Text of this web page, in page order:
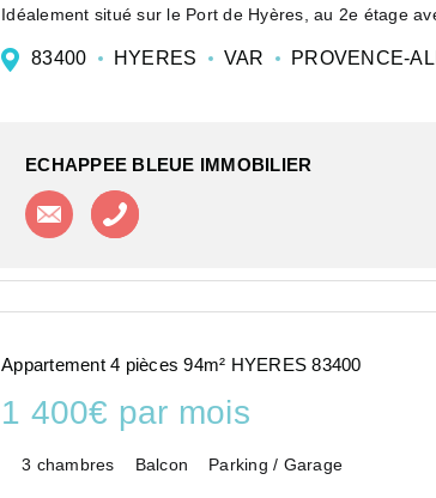
Idéalement situé sur le Port de Hyères, au 2e étage
83400 HYERES VAR PROVENCE-
ECHAPPEE BLEUE IMMOBILIER
Contacter l'agence
Appartement 4 pièces 94m² HYERES 83400
1 400€ par mois
3 chambres Balcon Parking / Garage